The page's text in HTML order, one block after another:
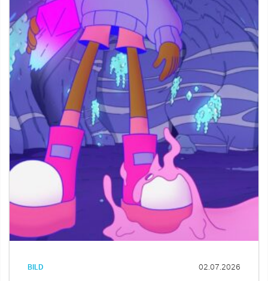
BILD 02.07.2026